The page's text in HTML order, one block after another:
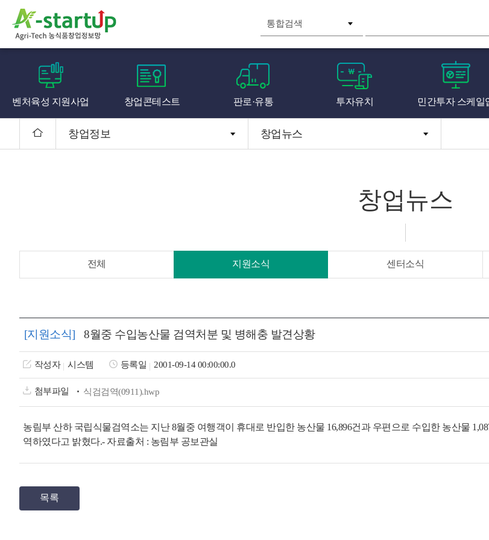
벤처육성 지원사업 창업콘테스트 판로·유통 투자유치 민간투자 스케일
창업정보 창업뉴스
창업뉴스
전체 지원소식 센터소식
[지원소식] 8월중 수입농산물 검역처분 및 병해충 발견상황
작성자 시스템 등록일 2001-09-14 00:00:00.0
첨부파일 식검검역(0911).hwp
농림부 산하 국립식물검역소는 지난 8월중 여행객이 휴대로 반입한 농산물 16,896건과 우편으로 수입한 농산물
역하였다고 밝혔다.- 자료출처 : 농림부 공보관실
목록